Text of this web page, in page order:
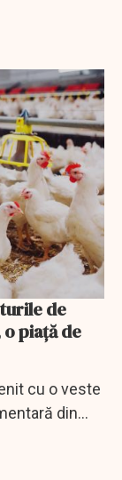
piaţă de
cu o veste
din